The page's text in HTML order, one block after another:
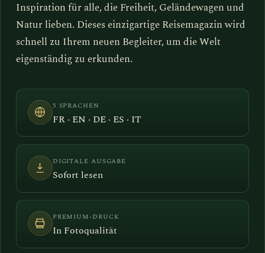
Inspiration für alle, die Freiheit, Geländewagen und
Natur lieben. Dieses einzigartige Reisemagazin wird
schnell zu Ihrem neuen Begleiter, um die Welt
eigenständig zu erkunden.
5 SPRACHEN
FR · EN · DE · ES · IT
DIGITALE AUSGABE
Sofort lesen
PREMIUM-DRUCK
In Fotoqualität